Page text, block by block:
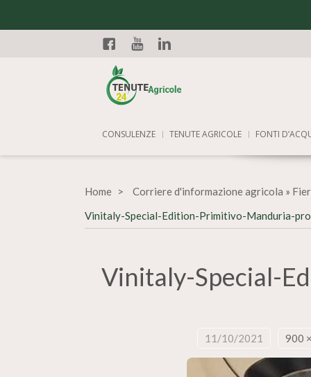
Facebook
CONSULENZE TENUTE AGRICOLE FONTI
Home Corriere d'informazione agricola »
Vinitaly-Special-Edition-Primitivo-Manduria-
Vinitaly-Special-
11/10/2021 900